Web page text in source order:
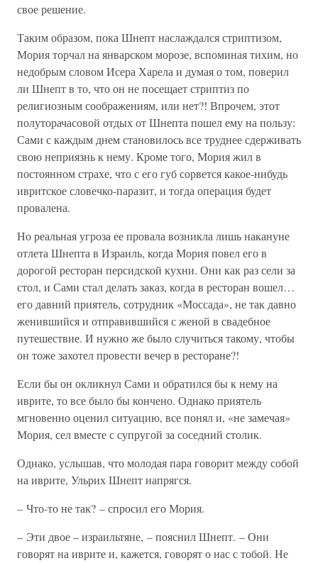
свое решение.
Таким образом, пока Шнепт наслаждался стриптизом,
Мория торчал на январском морозе, вспоминая тихим, но
недобрым словом Исера Харела и думая о том, поверил
ли Шнепт в то, что он не посещает стриптиз по
религиозным соображениям, или нет?! Впрочем, этот
полуторачасовой отдых от Шнепта пошел ему на пользу:
Сами с каждым днем становилось все труднее сдерживать
свою неприязнь к нему. Кроме того, Мория жил в
постоянном страхе, что с его губ сорвется какое-нибудь
ивритское словечко-паразит, и тогда операция будет
провалена.
Но реальная угроза ее провала возникла лишь накануне
отлета Шнепта в Израиль, когда Мория повел его в
дорогой ресторан персидской кухни. Они как раз сели за
стол, и Сами стал делать заказ, когда в ресторан вошел…
его давний приятель, сотрудник «Моссада», не так давно
женившийся и отправившийся с женой в свадебное
путешествие. И нужно же было случиться такому, чтобы
он тоже захотел провести вечер в ресторане?!
Если бы он окликнул Сами и обратился бы к нему на
иврите, то все было бы кончено. Однако приятель
мгновенно оценил ситуацию, все понял и, «не замечая»
Мория, сел вместе с супругой за соседний столик.
Однако, услышав, что молодая пара говорит между собой
на иврите, Ульрих Шнепт напрягся.
– Что-то не так? – спросил его Мория.
– Эти двое – израильтяне, – пояснил Шнепт. – Они
говорят на иврите и, кажется, говорят о нас с тобой. Не